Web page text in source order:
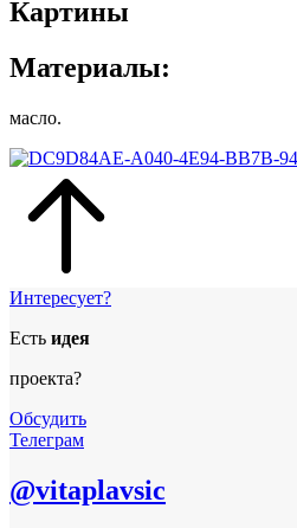
Картины
Материалы:
масло.
Интересует?
Есть идея
проекта?
Обсудить
Телеграм
@vitaplavsic